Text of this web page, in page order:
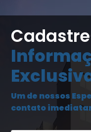
Um de nossos
contato